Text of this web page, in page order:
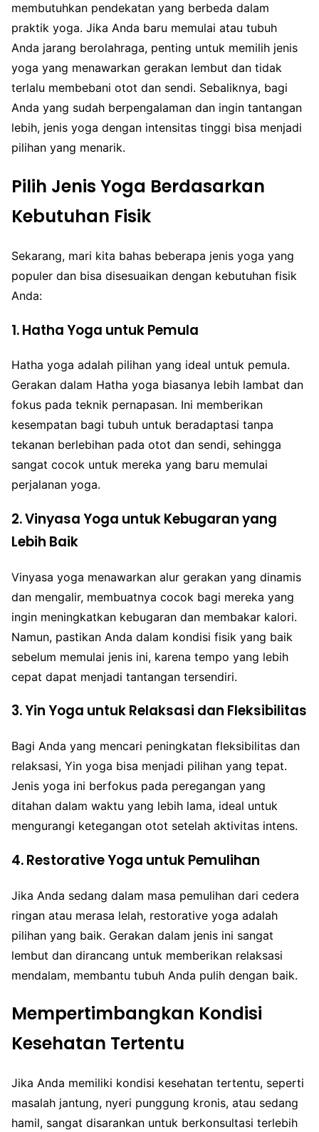
membutuhkan pendekatan yang berbeda dalam
praktik yoga. Jika Anda baru memulai atau tubuh
Anda jarang berolahraga, penting untuk memilih jenis
yoga yang menawarkan gerakan lembut dan tidak
terlalu membebani otot dan sendi. Sebaliknya, bagi
Anda yang sudah berpengalaman dan ingin tantangan
lebih, jenis yoga dengan intensitas tinggi bisa menjadi
pilihan yang menarik.
Pilih Jenis Yoga Berdasarkan
Kebutuhan Fisik
Sekarang, mari kita bahas beberapa jenis yoga yang
populer dan bisa disesuaikan dengan kebutuhan fisik
Anda:
1. Hatha Yoga untuk Pemula
Hatha yoga adalah pilihan yang ideal untuk pemula.
Gerakan dalam Hatha yoga biasanya lebih lambat dan
fokus pada teknik pernapasan. Ini memberikan
kesempatan bagi tubuh untuk beradaptasi tanpa
tekanan berlebihan pada otot dan sendi, sehingga
sangat cocok untuk mereka yang baru memulai
perjalanan yoga.
2. Vinyasa Yoga untuk Kebugaran yang
Lebih Baik
Vinyasa yoga menawarkan alur gerakan yang dinamis
dan mengalir, membuatnya cocok bagi mereka yang
ingin meningkatkan kebugaran dan membakar kalori.
Namun, pastikan Anda dalam kondisi fisik yang baik
sebelum memulai jenis ini, karena tempo yang lebih
cepat dapat menjadi tantangan tersendiri.
3. Yin Yoga untuk Relaksasi dan Fleksibilitas
Bagi Anda yang mencari peningkatan fleksibilitas dan
relaksasi, Yin yoga bisa menjadi pilihan yang tepat.
Jenis yoga ini berfokus pada peregangan yang
ditahan dalam waktu yang lebih lama, ideal untuk
mengurangi ketegangan otot setelah aktivitas intens.
4. Restorative Yoga untuk Pemulihan
Jika Anda sedang dalam masa pemulihan dari cedera
ringan atau merasa lelah, restorative yoga adalah
pilihan yang baik. Gerakan dalam jenis ini sangat
lembut dan dirancang untuk memberikan relaksasi
mendalam, membantu tubuh Anda pulih dengan baik.
Mempertimbangkan Kondisi
Kesehatan Tertentu
Jika Anda memiliki kondisi kesehatan tertentu, seperti
masalah jantung, nyeri punggung kronis, atau sedang
hamil, sangat disarankan untuk berkonsultasi terlebih